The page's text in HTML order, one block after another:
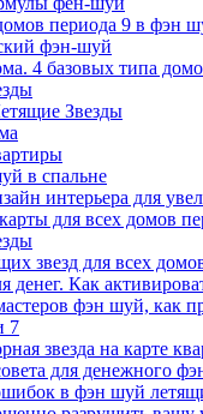
периода 9 в фэн
фэн-шуй
4 базовых типа
Звезды
в спальне
интерьера для
для всех домов
звезд для всех
денег. Как
фэн шуй, как
7
звезда на карте
для денежного
в фэн шуй